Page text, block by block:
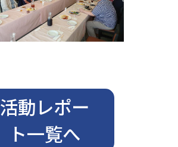
活動レポー
ト一覧へ